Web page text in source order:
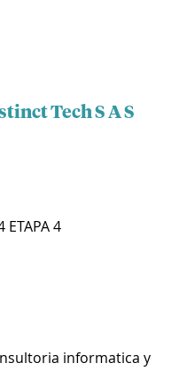
Tech S A S
ETAPA 4
informatica y